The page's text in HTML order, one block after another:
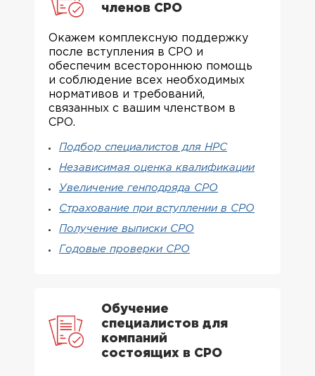
членов СРО
Окажем комплексную поддержку
после вступления в СРО и
обеспечим всестороннюю помощь
и соблюдение всех необходимых
нормативов и требований,
связанных с вашим членством в
СРО.
Подбор специалистов для НРС
Независимая оценка квалификации
Увеличение генподряда СРО
Страхование при вступлении в СРО
Получение выписки СРО
Годовые проверки СРО
Обучение
специалистов для
компаний
состоящих в СРО